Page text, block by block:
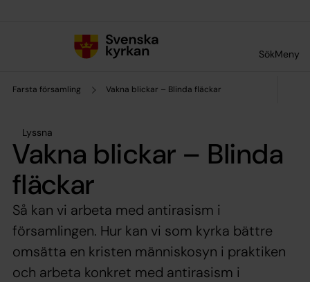
SökMeny
Farsta församling Vakna blickar – Blinda fläckar
Lyssna
Vakna blickar – Blinda
fläckar
Så kan vi arbeta med antirasism i
församlingen. Hur kan vi som kyrka bättre
omsätta en kristen människosyn i praktiken
och arbeta konkret med antirasism i